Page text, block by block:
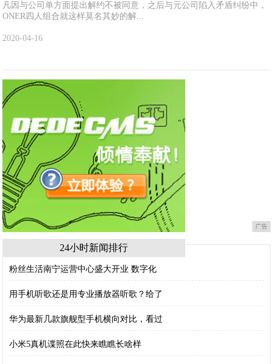
凡因与公司单方面提出解约不被同意，之后与元公司陷入矛盾纠纷中，
ONER四人组合就这样莫名其妙的解...
2020-04-16
广告
24小时新闻排行
粉丝生活南宁运营中心盛大开业 数字化
用手机听歌还是用专业播放器听歌？给了
华为最新几款旗舰型手机横向对比，看过
小米5真机谍照在此快来瞧瞧长啥样